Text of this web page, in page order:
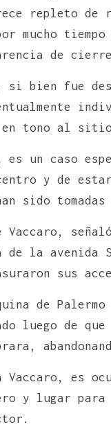
repleto
mucho
de
si bien fue
en tono al
es un caso
y de
sido
de la avenida
sus
de
luego de
es
y lugar para